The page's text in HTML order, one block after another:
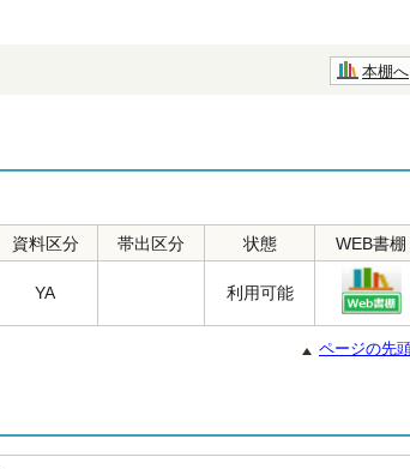
本棚へ
資料区分 帯出区分 状態 WEB書棚
YA 利用可能
ページの先